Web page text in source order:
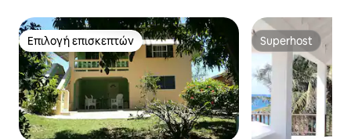
Επιλογή επισκεπτών
Επιλογή επισκεπτών Superhost
Superhost